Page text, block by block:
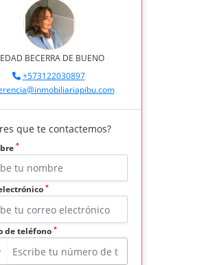
BECERRA DE BUENO
+573122030897
que te contactemos?
*
*
de teléfono *